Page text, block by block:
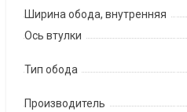
Ширина обода, внутренняя
Ось втулки
Тип обода
Производитель